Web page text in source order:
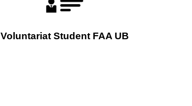
Voluntariat Student FAA UB